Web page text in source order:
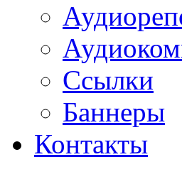
Ссылки
Баннеры
Контакты